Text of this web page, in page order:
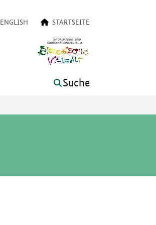
ENGLISH STARTSEITE
Suche